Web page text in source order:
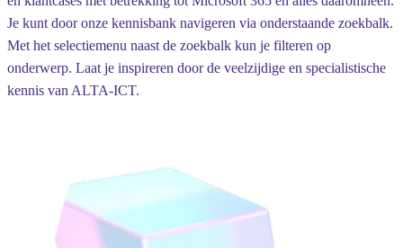
Je kunt door onze kennisbank navigeren via onderstaande zoekbalk.
Met het selectiemenu naast de zoekbalk kun je filteren op
onderwerp. Laat je inspireren door de veelzijdige en specialistische
kennis van ALTA-ICT.